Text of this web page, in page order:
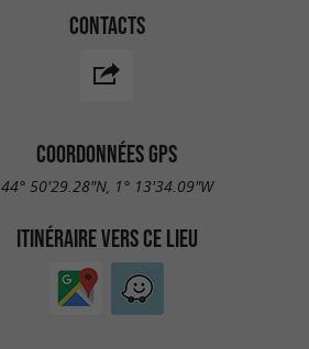
CONTACTS
COORDONNÉES GPS
44° 50'29.28"N, 1° 13'34.09"W
ITINÉRAIRE VERS CE LIEU